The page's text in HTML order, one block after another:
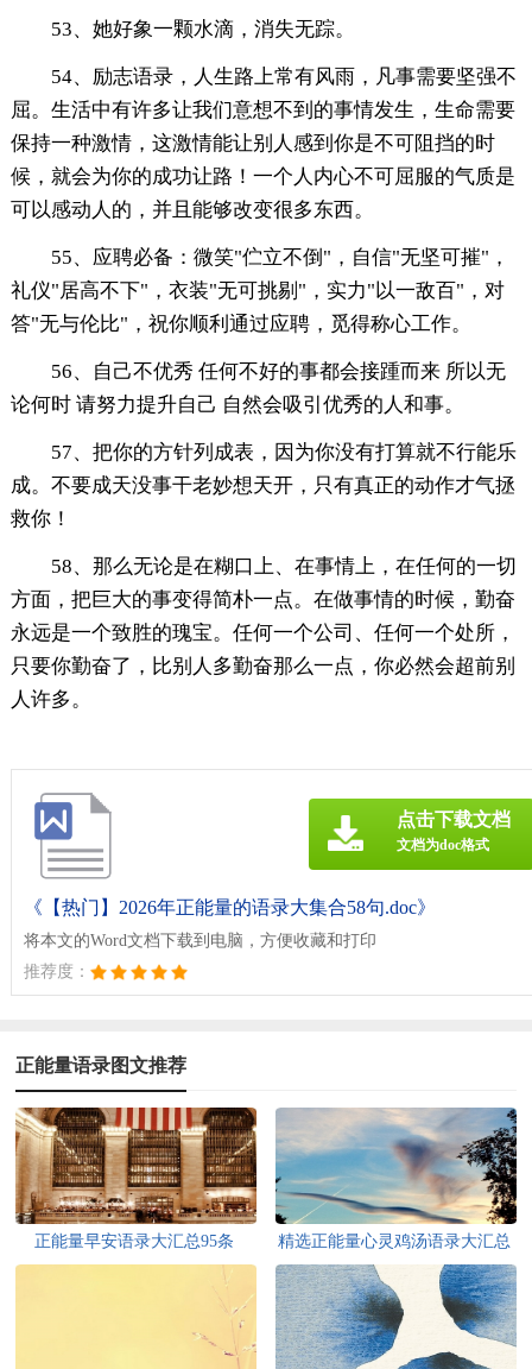
53、她好象一颗水滴，消失无踪。
54、励志语录，人生路上常有风雨，凡事需要坚强不
屈。生活中有许多让我们意想不到的事情发生，生命需要
保持一种激情，这激情能让别人感到你是不可阻挡的时
候，就会为你的成功让路！一个人内心不可屈服的气质是
可以感动人的，并且能够改变很多东西。
55、应聘必备：微笑"伫立不倒"，自信"无坚可摧"，
礼仪"居高不下"，衣装"无可挑剔"，实力"以一敌百"，对
答"无与伦比"，祝你顺利通过应聘，觅得称心工作。
56、自己不优秀 任何不好的事都会接踵而来 所以无
论何时 请努力提升自己 自然会吸引优秀的人和事。
57、把你的方针列成表，因为你没有打算就不行能乐
成。不要成天没事干老妙想天开，只有真正的动作才气拯
救你！
58、那么无论是在糊口上、在事情上，在任何的一切
方面，把巨大的事变得简朴一点。在做事情的时候，勤奋
永远是一个致胜的瑰宝。任何一个公司、任何一个处所，
只要你勤奋了，比别人多勤奋那么一点，你必然会超前别
人许多。
《【热门】2026年正能量的语录大集合58句.doc》
将本文的Word文档下载到电脑，方便收藏和打印
推荐度：
点击下载文档
文档为doc格式
正能量语录图文推荐
正能量早安语录大汇总95条
精选正能量心灵鸡汤语录大汇总
84条